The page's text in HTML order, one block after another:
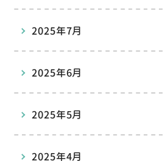
2025年7月
2025年6月
2025年5月
2025年4月